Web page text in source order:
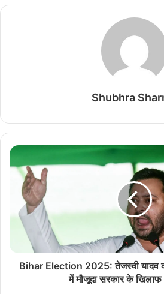
Shubhra
Bihar Election 2025: तेजस्वी यादव का
में मौजूदा सरकार के खिलाफ